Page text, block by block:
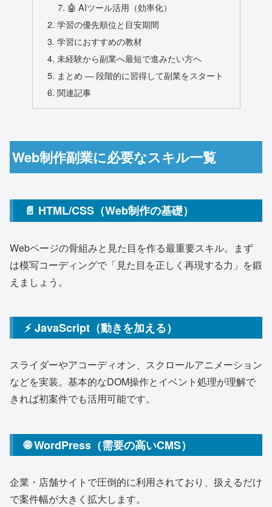
🤖 AIツール活用（効率化）
学習の優先順位と目安期間
学習におすすめの教材
未経験から副業へ最短で進みたい方へ
まとめ — 段階的に習得して副業をスタート
関連記事
Web制作副業に必要なスキル一覧
📄 HTML/CSS（Web制作の基礎）
Webページの骨組みと見た目を作る最重要スキル。まず
は模写コーディングで「見た目を正しく再現する力」を鍛
えましょう。
⚡ JavaScript（動きを加える）
スライダーやアコーディオン、スクロールアニメーション
などを実装。基本的なDOM操作とイベント処理が理解で
きれば初案件でも活用可能です。
🌐 WordPress（需要の高いCMS）
企業・店舗サイトで圧倒的に利用されており、扱えるだけ
で案件幅が大きく拡大します。